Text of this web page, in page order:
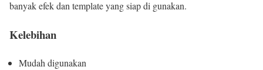
banyak efek dan template yang siap di gunakan.
Kelebihan
Mudah digunakan